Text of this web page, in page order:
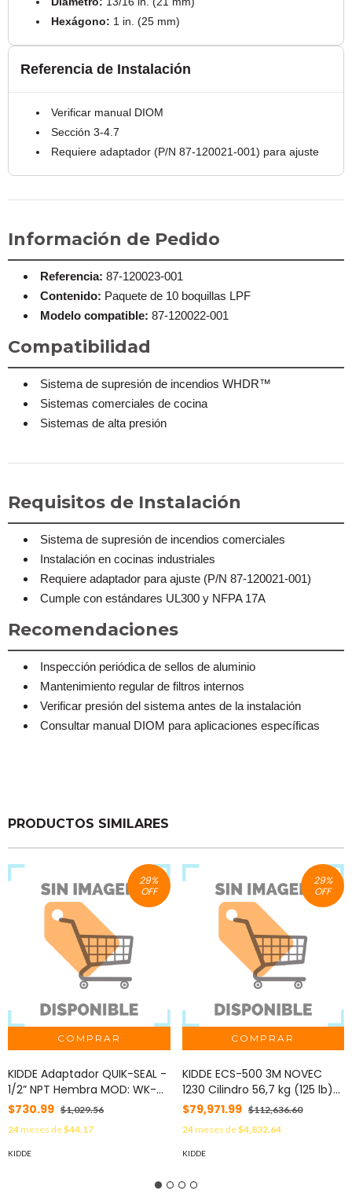
Hexágono: 1 in. (25 mm)
Referencia de Instalación
Verificar manual DIOM
Sección 3-4.7
Requiere adaptador (P/N 87-120021-001) para ajuste
Información de Pedido
Referencia: 87-120023-001
Contenido: Paquete de 10 boquillas LPF
Modelo compatible: 87-120022-001
Compatibilidad
Sistema de supresión de incendios WHDR™
Sistemas comerciales de cocina
Sistemas de alta presión
Requisitos de Instalación
Sistema de supresión de incendios comerciales
Instalación en cocinas industriales
Requiere adaptador para ajuste (P/N 87-120021-001)
Cumple con estándares UL300 y NFPA 17A
Recomendaciones
Inspección periódica de sellos de aluminio
Mantenimiento regular de filtros internos
Verificar presión del sistema antes de la instalación
Consultar manual DIOM para aplicaciones específicas
PRODUCTOS SIMILARES
29%
OFF
KIDDE Adaptador QUIK-SEAL -
1/2” NPT Hembra MOD: WK-
264993-020
$730.99 $1,029.56
24meses de$44.17
KIDDE
29%
OFF
KIDDE ECS-500 3M NOVEC
1230 Cilindro 56,7 kg (125 lb)
de capacidad; Válvula de 1,5"
$79,971.99 $112,636.60
24meses de$4,832.64
KIDDE